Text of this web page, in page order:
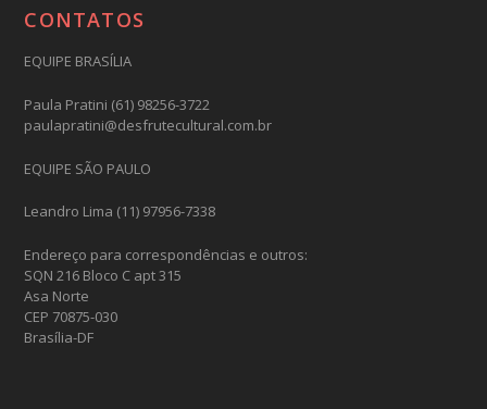
CONTATOS
EQUIPE BRASÍLIA
Paula Pratini (61) 98256-3722
paulapratini@desfrutecultural.com.br
EQUIPE SÃO PAULO
Leandro Lima (11) 97956-7338
Endereço para correspondências e outros:
SQN 216 Bloco C apt 315
Asa Norte
CEP 70875-030
Brasília-DF